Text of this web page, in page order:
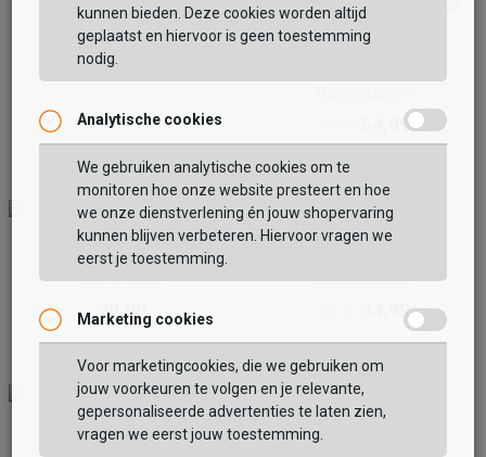
54,99
Charm London
Montmartre
29,99
Damestassen
34,99
Just Dreamz
Charm London
kunnen bieden. Deze cookies worden altijd
geplaatst en hiervoor is geen toestemming
nodig.
Analytische cookies
We gebruiken analytische cookies om te
monitoren hoe onze website presteert en hoe
we onze dienstverlening én jouw shopervaring
kunnen blijven verbeteren. Hiervoor vragen we
eerst je toestemming.
Marketing cookies
Voor marketingcookies, die we gebruiken om
jouw voorkeuren te volgen en je relevante,
gepersonaliseerde advertenties te laten zien,
vragen we eerst jouw toestemming.